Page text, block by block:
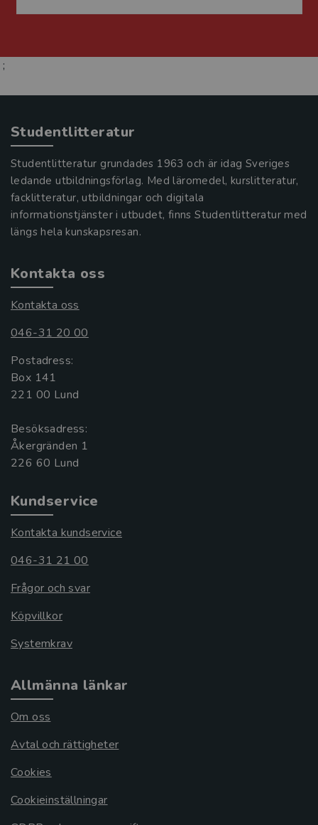
;
Studentlitteratur
Studentlitteratur grundades 1963 och är idag Sveriges
ledande utbildningsförlag. Med läromedel, kurslitteratur,
facklitteratur, utbildningar och digitala
informationstjänster i utbudet, finns Studentlitteratur med
längs hela kunskapsresan.
Kontakta oss
Kontakta oss
046-31 20 00
Postadress:
Box 141
221 00 Lund
Besöksadress:
Åkergränden 1
Kundservice
Kontakta kundservice
046-31 21 00
Frågor och svar
Köpvillkor
Systemkrav
Allmänna länkar
Om oss
Avtal och rättigheter
Cookies
Cookieinställningar